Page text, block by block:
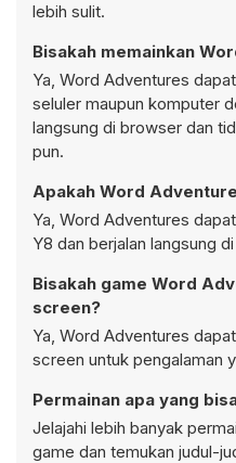
lebih sulit.
Bisakah memainkan
Ya, Word Adventures
seluler maupun komputer
langsung di browser dan
pun.
Apakah Word
Ya, Word Adventures
Y8 dan berjalan langsung
Bisakah game Word
screen?
Ya, Word Adventures
screen untuk pengalaman
Permainan apa yang
Jelajahi lebih banyak
game dan temukan judul-